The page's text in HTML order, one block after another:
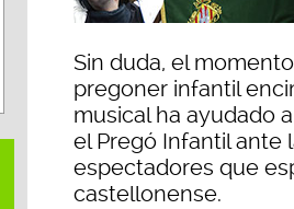
Sin duda, el
pregoner infantil
musical ha ayudado
el Pregó Infantil ante
espectadores que
castellonense.